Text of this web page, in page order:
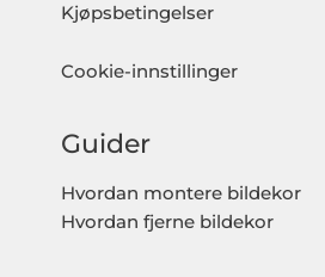
Kjøpsbetingelser
Cookie-innstillinger
Guider
Hvordan montere bildekor
Hvordan fjerne bildekor